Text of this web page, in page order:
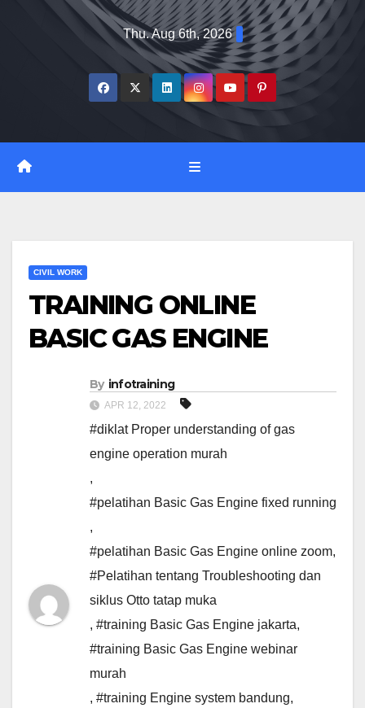
Thu. Aug 6th, 2026
CIVIL WORK
TRAINING ONLINE
BASIC GAS ENGINE
By infotraining
APR 12, 2022
#diklat Proper understanding of gas
engine operation murah
,
#pelatihan Basic Gas Engine fixed running
,
#pelatihan Basic Gas Engine online zoom,
#Pelatihan tentang Troubleshooting dan
siklus Otto tatap muka
, #training Basic Gas Engine jakarta,
#training Basic Gas Engine webinar
murah
, #training Engine system bandung,